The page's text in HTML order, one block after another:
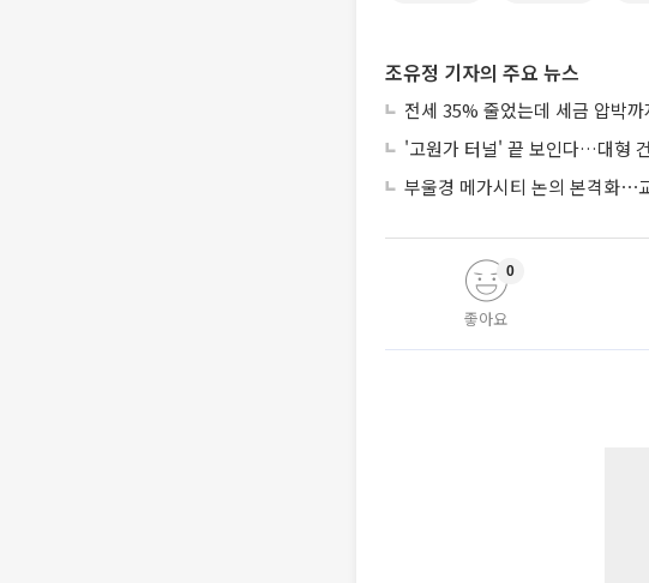
조유정 기자의 주요 뉴스
전세 35% 줄었는데 세금 압박
'고원가 터널' 끝 보인다…대형
부울경 메가시티 논의 본격화⋯
좋아요
0